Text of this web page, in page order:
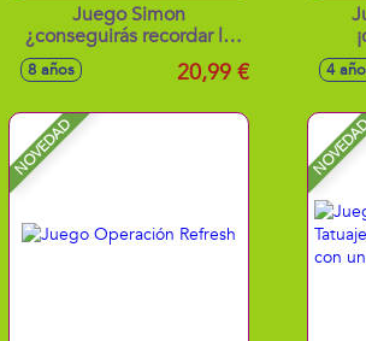
Juego Simon
¿conseguirás recordar la
secuencia de luces?
8 años 20,99 € 4
NOVEDAD